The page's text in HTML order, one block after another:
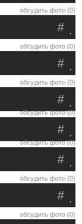
обсудить фото (0)
.
#
обсудить фото (0)
.
#
обсудить фото (0)
.
#
обсудить фото (0)
.
#
обсудить фото (0)
.
#
обсудить фото (0)
.
#
обсудить фото (0)